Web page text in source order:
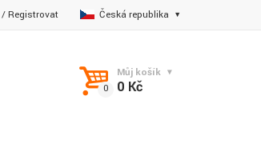
Česká republika
/Registrovat
Můj košík
0 Kč